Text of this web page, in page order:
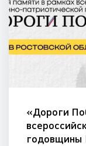
«Дороги
годовщины